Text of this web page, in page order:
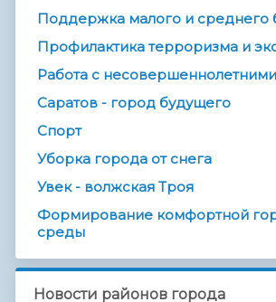
Поддержка малого и среднего
Профилактика терроризма и
Работа с несовершеннолетними
Саратов - город будущего
Спорт
Уборка города от снега
Увек - волжская Троя
Формирование комфортной
среды
Новости районов города